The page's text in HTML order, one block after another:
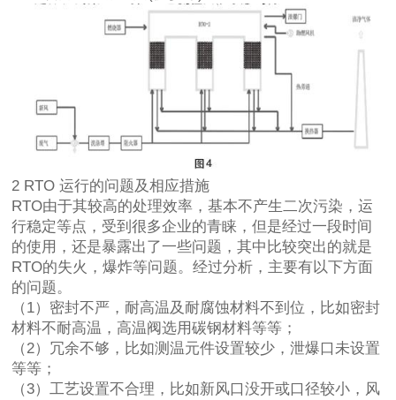
2 RTO 运行的问题及相应措施
RTO由于其较高的处理效率，基本不产生二次污染，运
行稳定等点，受到很多企业的青睐，但是经过一段时间
的使用，还是暴露出了一些问题，其中比较突出的就是
RTO的失火，爆炸等问题。经过分析，主要有以下方面
的问题。
（1）密封不严，耐高温及耐腐蚀材料不到位，比如密封
材料不耐高温，高温阀选用碳钢材料等等；
（2）冗余不够，比如测温元件设置较少，泄爆口未设置
等等；
（3）工艺设置不合理，比如新风口没开或口径较小，风